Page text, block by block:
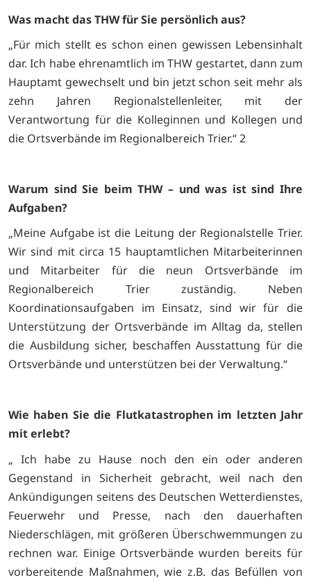
Was macht das THW für Sie persönlich aus?
„Für mich stellt es schon einen gewissen Lebensinhalt
dar. Ich habe ehrenamtlich im THW gestartet, dann zum
Hauptamt gewechselt und bin jetzt schon seit mehr als
zehn Jahren Regionalstellenleiter, mit der
Verantwortung für die Kolleginnen und Kollegen und
die Ortsverbände im Regionalbereich Trier.“ 2
Warum sind Sie beim THW – und was ist sind Ihre
Aufgaben?
„Meine Aufgabe ist die Leitung der Regionalstelle Trier.
Wir sind mit circa 15 hauptamtlichen Mitarbeiterinnen
und Mitarbeiter für die neun Ortsverbände im
Regionalbereich Trier zuständig. Neben
Koordinationsaufgaben im Einsatz, sind wir für die
Unterstützung der Ortsverbände im Alltag da, stellen
die Ausbildung sicher, beschaffen Ausstattung für die
Ortsverbände und unterstützen bei der Verwaltung.“
Wie haben Sie die Flutkatastrophen im letzten Jahr
mit erlebt?
„ Ich habe zu Hause noch den ein oder anderen
Gegenstand in Sicherheit gebracht, weil nach den
Ankündigungen seitens des Deutschen Wetterdienstes,
Feuerwehr und Presse, nach den dauerhaften
Niederschlägen, mit größeren Überschwemmungen zu
rechnen war. Einige Ortsverbände wurden bereits für
vorbereitende Maßnahmen, wie z.B. das Befüllen von